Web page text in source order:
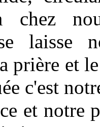
chez
se laisse
prière et
c'est
et notre